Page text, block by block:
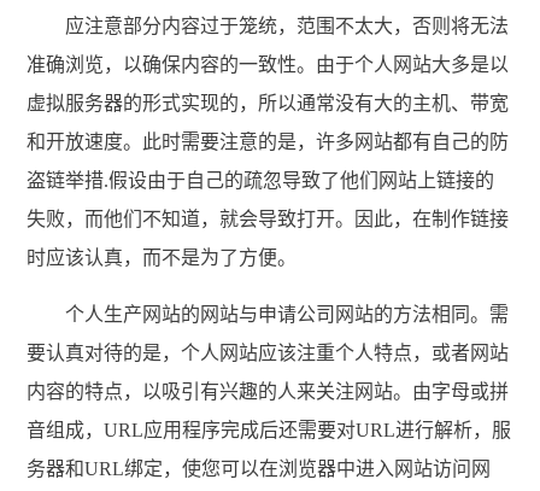
应注意部分内容过于笼统，范围不太大，否则将无法
准确浏览，以确保内容的一致性。由于个人网站大多是以
虚拟服务器的形式实现的，所以通常没有大的主机、带宽
和开放速度。此时需要注意的是，许多网站都有自己的防
盗链举措.假设由于自己的疏忽导致了他们网站上链接的
失败，而他们不知道，就会导致打开。因此，在制作链接
时应该认真，而不是为了方便。
个人生产网站的网站与申请公司网站的方法相同。需
要认真对待的是，个人网站应该注重个人特点，或者网站
内容的特点，以吸引有兴趣的人来关注网站。由字母或拼
音组成，URL应用程序完成后还需要对URL进行解析，服
务器和URL绑定，使您可以在浏览器中进入网站访问网